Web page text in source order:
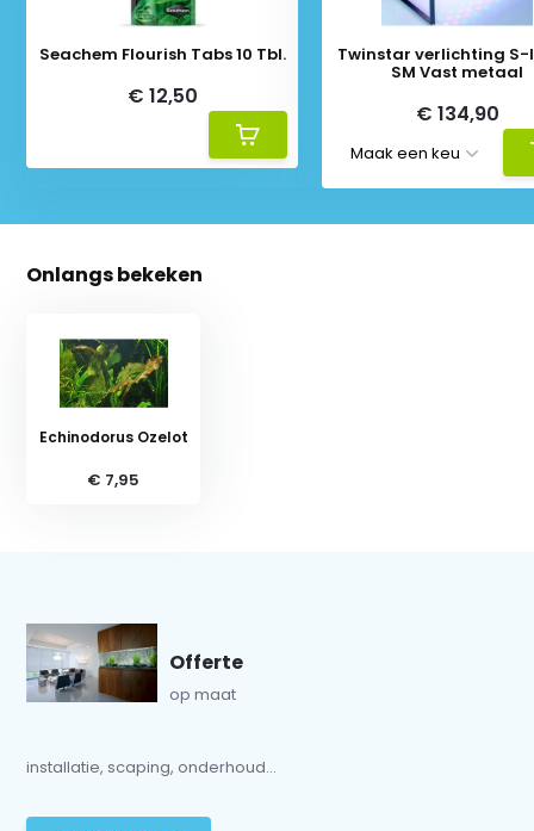
Seachem Flourish Tabs 10 Tbl.
€ 12,50
Twinstar verlichting S-
SM Vast metaal
€ 134,90
Onlangs bekeken
Echinodorus Ozelot
€ 7,95
Offerte
op maat
installatie, scaping, onderhoud...